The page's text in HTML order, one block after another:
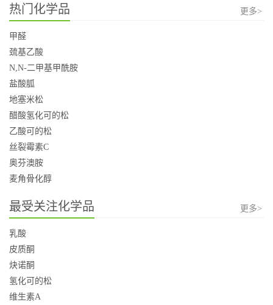
热门化学品 更多>
甲醛
巯基乙酸
N,N-二甲基甲酰胺
盐酸胍
地塞米松
醋酸氢化可的松
乙酸可的松
丝裂霉素C
奥芬澳胺
麦角骨化醇
最受关注化学品 更多>
乳酸
皮质酮
炔诺酮
氢化可的松
维生素A